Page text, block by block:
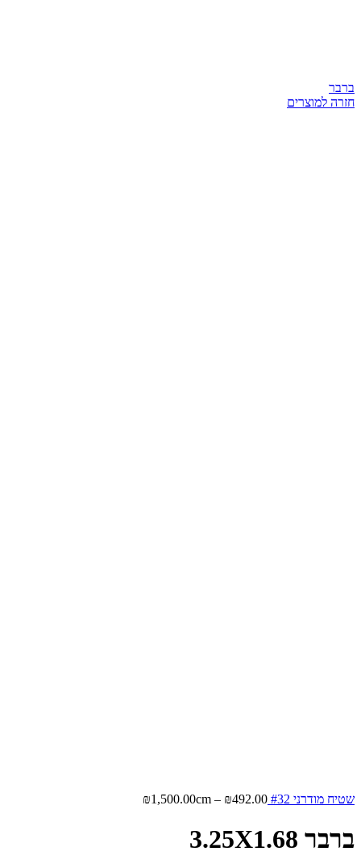
ברבר
חזרה למוצרים
שטיח מודרני #32 ₪492.00
–
₪1,500.00cm
ברבר 3.25X1.68